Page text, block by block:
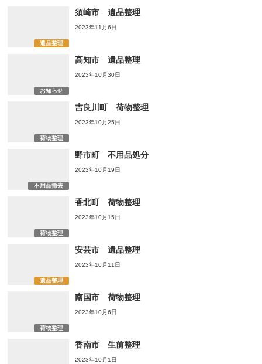
遺品整理
須崎市 遺品整理
2023年11月6日
お知らせ
高知市 遺品整理
2023年10月30日
荷物整理
吉良川町 荷物整理
2023年10月25日
不用品撤去
野市町 不用品処分
2023年10月19日
荷物整理
香北町 荷物整理
2023年10月15日
遺品整理
安芸市 遺品整理
2023年10月11日
荷物整理
南国市 荷物整理
2023年10月6日
香南市 生前整理
2023年10月1日